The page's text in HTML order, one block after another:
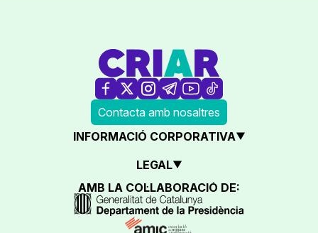
Contacta amb nosaltres
INFORMACIÓ CORPORATIVA
LEGAL
AMB LA COL·LABORACIÓ DE: